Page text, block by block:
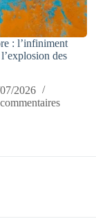
: l’infiniment
des
2026